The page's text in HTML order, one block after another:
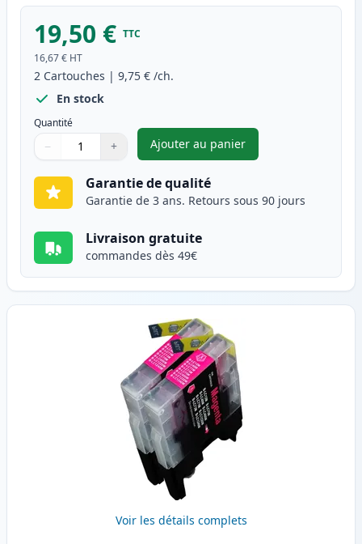
19,50 € TTC
16,67 € HT
2 Cartouches | 9,75 € /ch.
En stock
Quantité
Quantité
Utilisez les boutons pour ajuster
− +
Quantité
Ajouter au panier
,Pack de 2 Brother LC1240C
Garantie de qualité
Garantie de 3 ans. Retours sous 90 jours
Livraison gratuite
commandes dès 49€
Voir les détails complets